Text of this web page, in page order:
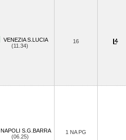
VENEZIA S.LUCIA
(11.34)
16
NAPOLI S.G.BARRA
(06.25)
1 NA PG